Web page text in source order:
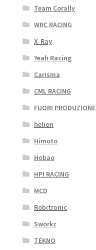
Team Corally
WRC RACING
X-Ray
Yeah Racing
Carisma
CML RACING
FUORI PRODUZIONE
helion
Himoto
Hobao
HPI RACING
MCD
Robitronic
Sworkz
TEKNO